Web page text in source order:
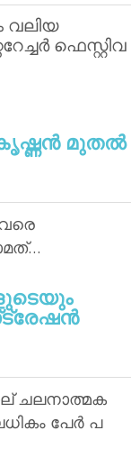
വലിയ
ഫെസ്റ്റിവ
മുതല്‍
ചലനാത്മക
പേര്‍ പ